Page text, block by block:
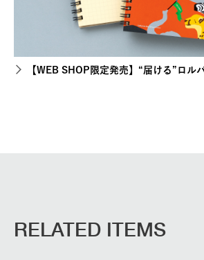
【WEB SHOP限定発売】“届ける”ロル
RELATED ITEMS